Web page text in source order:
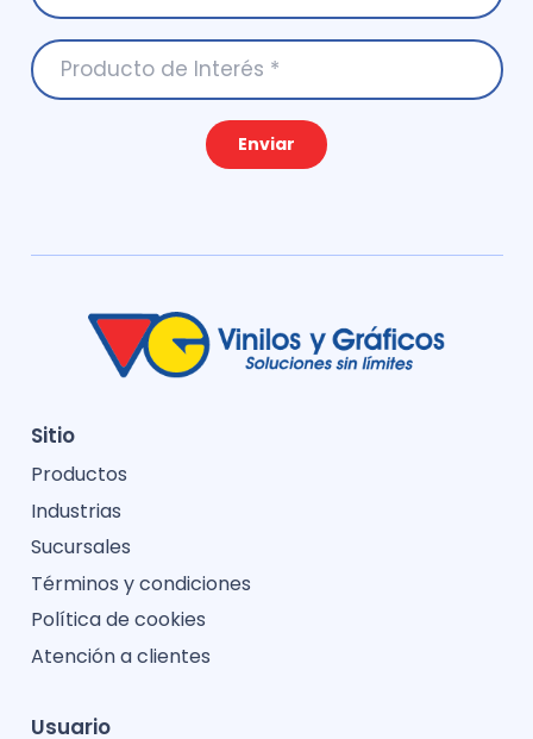
Enviar
Sitio
Productos
Industrias
Sucursales
Términos y condiciones
Política de cookies
Atención a clientes
Usuario